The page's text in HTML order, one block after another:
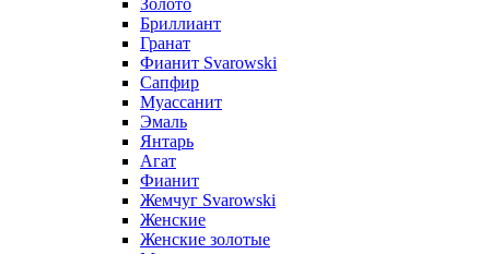
Золото
Бриллиант
Гранат
Фианит Svarowski
Сапфир
Муассанит
Эмаль
Янтарь
Агат
Фианит
Жемчуг Svarowski
Женские
Женские золотые